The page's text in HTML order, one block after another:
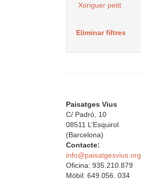
Xoriguer petit
Eliminar filtres
Paisatges Vius
C/ Padró, 10
08511 L’Esquirol
(Barcelona)
Contacte:
info@paisatgesvius.org
Oficina: 935.210.879
Mòbil: 649.056. 034